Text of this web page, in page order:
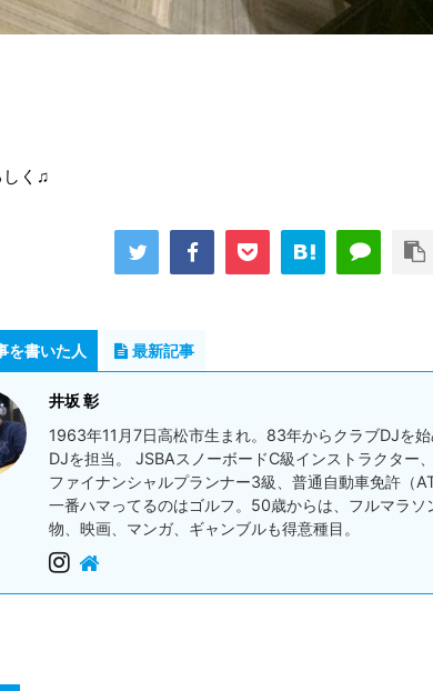
しく♫
を書いた人 最新記事
井坂 彰
1963年11月7日高松市生まれ。83年からクラブDJを
DJを担当。 JSBAスノーボードC級インストラクター
ファイナンシャルプランナー3級、普通自動車免許（
一番ハマってるのはゴルフ。50歳からは、フルマラソ
物、映画、マンガ、ギャンブルも得意種目。